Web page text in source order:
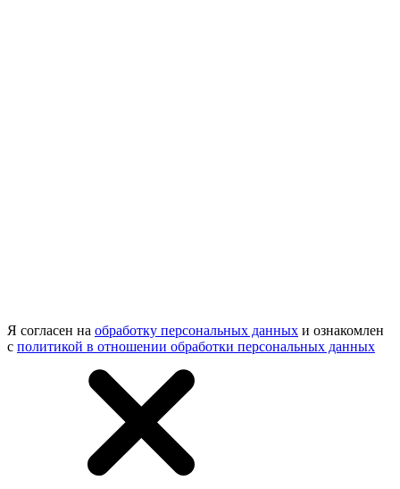
Я согласен на обработку персональных данных и ознакомлен
с политикой в отношении обработки персональных данных